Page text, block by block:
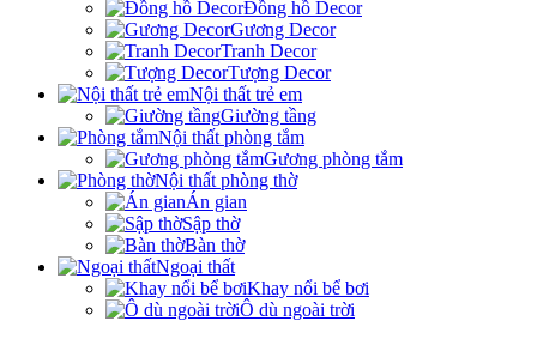
Đồng hồ Decor
Gương Decor
Tranh Decor
Tượng Decor
Nội thất trẻ em
Giường tầng
Nội thất phòng tắm
Gương phòng tắm
Nội thất phòng thờ
Án gian
Sập thờ
Bàn thờ
Ngoại thất
Khay nổi bể bơi
Ô dù ngoài trời